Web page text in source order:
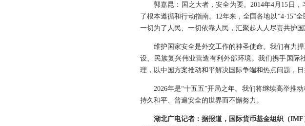
郭嘉昆：国之大者，安全为要。2014年4月15日
了根本遵循和行动指南。12年来，全国各地以“4·15”
一切为了人民、一切依靠人民，汇聚起人人尽责共护国
维护国家安全是外交工作的神圣使命。我们有力
设、民族复兴伟业营造有利外部环境。我们携手国
理，以中国方案推动和平解决国际争端和热点问题，
2026年是“十五五”开局之年。我们将继续高举推
持久和平、普遍安全的世界而不懈努力。
湖北广电记者：据报道，国际货币基金组织（